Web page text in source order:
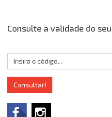
Consulte a validade do
Consultar!